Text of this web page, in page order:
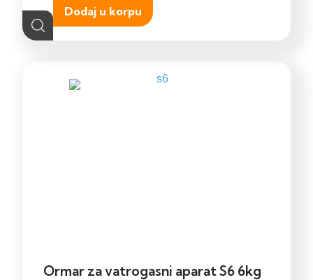
Dodaj u korpu
Ormar za vatrogasni aparat S6 6kg